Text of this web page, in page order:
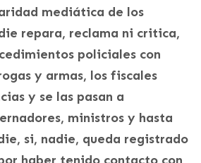
mediática de los
repara, reclama ni critica,
policiales con
y armas, los fiscales
y se las pasan a
ministros y hasta
si, nadie, queda registrado